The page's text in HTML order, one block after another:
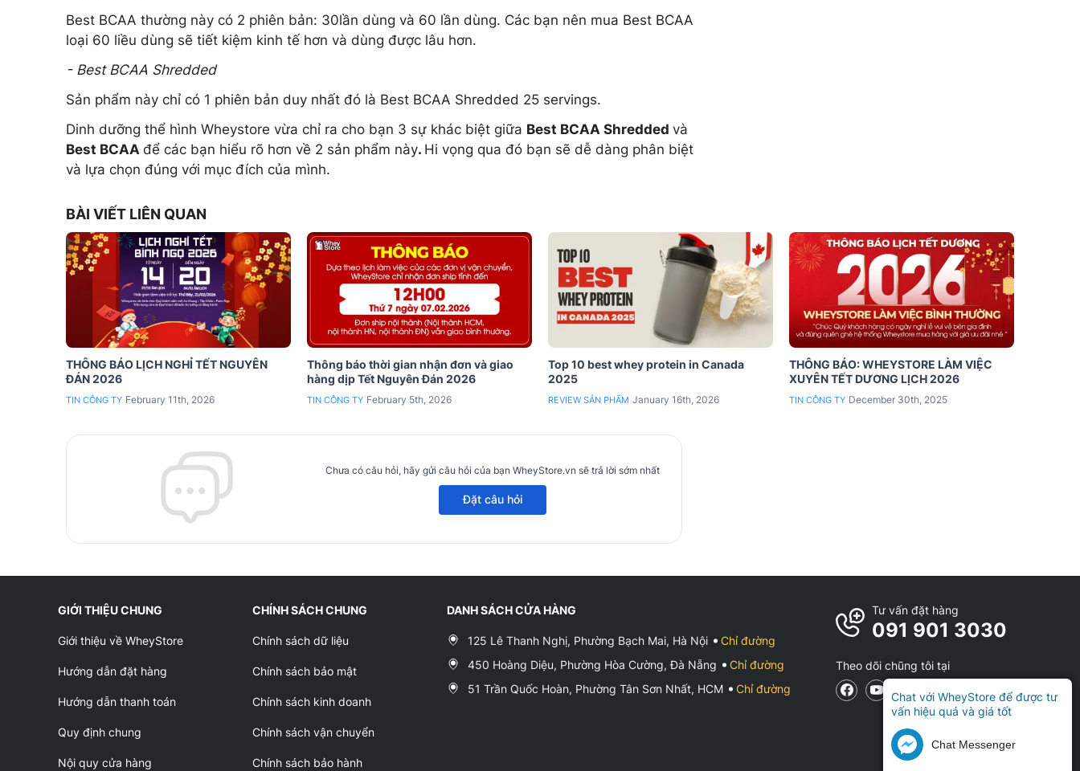
Best BCAA thường này có 2 phiên bản: 30lần dùng và 60 lần dùng. Các bạn nên mua Best BCAA
loại 60 liều dùng sẽ tiết kiệm kinh tế hơn và dùng được lâu hơn.
- Best BCAA Shredded
Sản phẩm này chỉ có 1 phiên bản duy nhất đó là Best BCAA Shredded 25 servings.
Dinh dưỡng thể hình Wheystore vừa chỉ ra cho bạn 3 sự khác biệt giữa Best BCAA Shredded và
Best BCAA để các bạn hiểu rõ hơn về 2 sản phẩm này. Hi vọng qua đó bạn sẽ dễ dàng phân biệt
và lựa chọn đúng với mục đích của mình.
BÀI VIẾT LIÊN QUAN
THÔNG BÁO LỊCH NGHỈ TẾT NGUYÊN
ĐÁN 2026
TIN CÔNG TY February 11th, 2026
Thông báo thời gian nhận đơn và giao
hàng dịp Tết Nguyên Đán 2026
TIN CÔNG TY February 5th, 2026
Top 10 best whey protein in Canada
2025
REVIEW SẢN PHẨM January 16th, 2026
THÔNG BÁO: WHEYSTORE LÀM VIỆC
XUYÊN TẾT DƯƠNG LỊCH 2026
TIN CÔNG TY December 30th, 2025
Chưa có câu hỏi, hãy gửi câu hỏi của bạn WheyStore.vn sẽ trả lời sớm nhất
Đặt câu hỏi
GIỚI THIỆU CHUNG
Giới thiệu về WheyStore
Hướng dẫn đặt hàng
Hướng dẫn thanh toán
Quy định chung
Nội quy cửa hàng
CHÍNH SÁCH CHUNG
Chính sách dữ liệu
Chính sách bảo mật
Chính sách kinh doanh
Chính sách vận chuyển
Chính sách bảo hành
DANH SÁCH CỬA HÀNG
125 Lê Thanh Nghị, Phường Bạch Mai, Hà Nội
Chỉ đường
450 Hoàng Diệu, Phường Hòa Cường, Đà Nẵng
Chỉ đường
51 Trần Quốc Hoàn, Phường Tân Sơn Nhất, HCM
Chỉ đường
Tư vấn đặt hàng
091 901 3030
Theo dõi chũng tôi tại
Chat với WheyStore để được tư
vấn hiệu quả và giá tốt
Chat Messenger